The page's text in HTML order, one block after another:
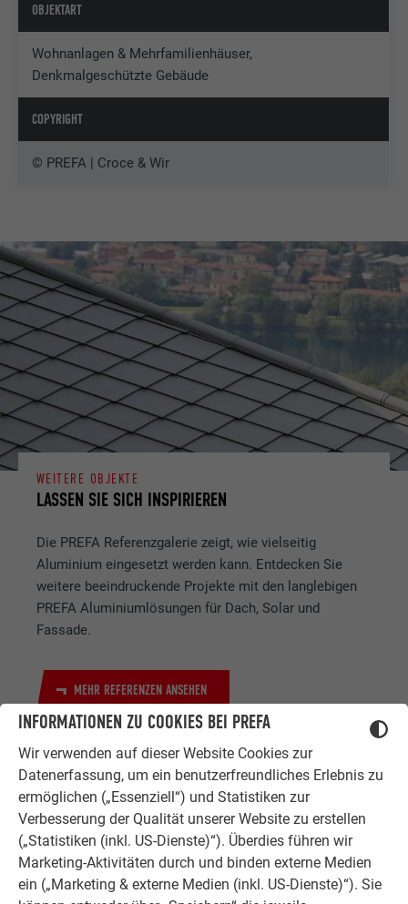
INFORMATIONEN ZU COOKIES BEI PREFA
Wir verwenden auf dieser Website Cookies zur
Datenerfassung, um ein benutzerfreundliches Erlebnis zu
ermöglichen („Essenziell“) und Statistiken zur
Verbesserung der Qualität unserer Website zu erstellen
(„Statistiken (inkl. US-Dienste)“). Überdies führen wir
Marketing-Aktivitäten durch und binden externe Medien
ein („Marketing & externe Medien (inkl. US-Dienste)“). Sie
OBJEKTART
Wohnanlagen & Mehrfamilienhäuser,
Denkmalgeschützte Gebäude
COPYRIGHT
© PREFA | Croce & Wir
LASSEN SIE SICH INSPIRIEREN
WEITERE OBJEKTE
Die PREFA Referenzgalerie zeigt, wie vielseitig
Aluminium eingesetzt werden kann. Entdecken Sie
weitere beeindruckende Projekte mit den langlebigen
PREFA Aluminiumlösungen für Dach, Solar und
Fassade.
MEHR REFERENZEN ANSEHEN
ERFAHRUNGSBERICHTE
ZUFRIEDENE KUNDEN